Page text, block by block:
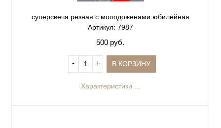
суперсвеча резная с молодоженами юбилейная
Артикул: 7987
500 руб.
‐ + В КОРЗИНУ
Характеристики ...